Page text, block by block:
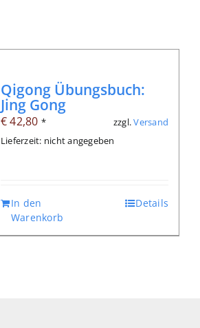
Qigong Übungsbuch:
Jing Gong
€42,80 * zzgl.Versand
Lieferzeit: nicht angegeben
In den
Warenkorb
Details